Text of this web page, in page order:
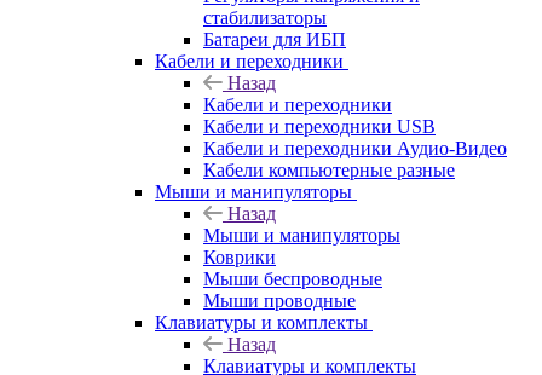
стабилизаторы
Батареи для ИБП
Кабели и переходники
Назад
Кабели и переходники
Кабели и переходники USB
Кабели и переходники Аудио-Видео
Кабели компьютерные разные
Мыши и манипуляторы
Назад
Мыши и манипуляторы
Коврики
Мыши беспроводные
Мыши проводные
Клавиатуры и комплекты
Назад
Клавиатуры и комплекты